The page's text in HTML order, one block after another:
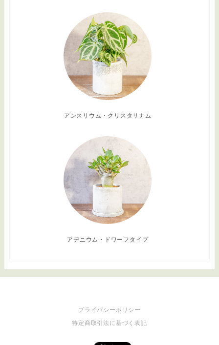
アンスリウム・クリスタリナム
アデニウム・ドワーフタイプ
プライバシーポリシー
特定商取引法に基づく表記